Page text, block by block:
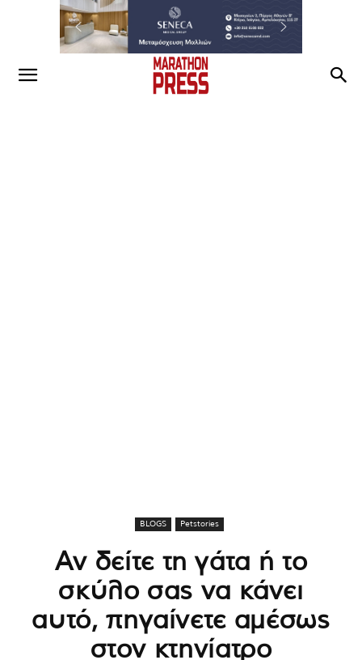
BLOGS Petstories
Αν δείτε τη γάτα ή το
σκύλο σας να κάνει
αυτό, πηγαίνετε αμέσως
στον κτηνίατρο